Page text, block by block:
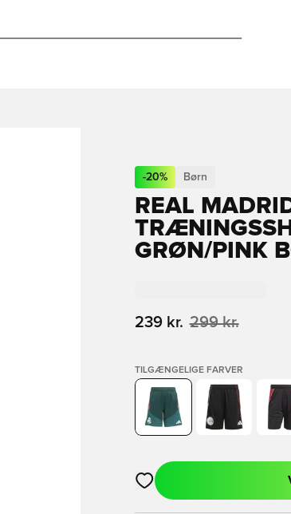
-20% Børn
REAL
GRØN/PINK
239 kr. 299 kr.
TILGÆNGELIGE FARVER
Åbner en Modal til at logge